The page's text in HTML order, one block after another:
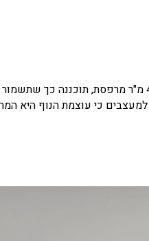
הדירה, בשטח של כ־145 מ"ר ועוד 40 מ"ר
כי עוצמת הנוף היא